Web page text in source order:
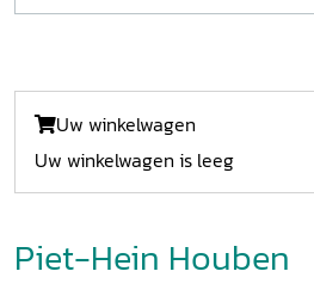
Uw winkelwagen
Uw winkelwagen is leeg
Piet-Hein Houben